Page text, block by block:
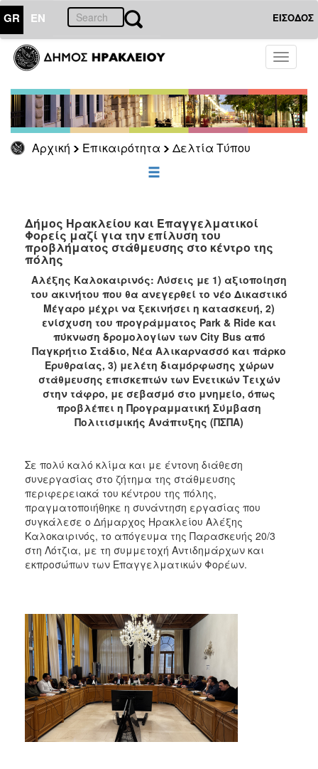
GR EN ΕΙΣΟΔΟΣ
Toggle
Αρχική Επικαιρότητα Δελτία Τύπου
ΕΠΙΚΑΙΡΟΤΗΤΑ
Τύπου
Αρχείο
ΕΠΙΣΚΕΠΤΗΣ
ΗΡΑΚΛΕΙΟ
Δήμος Ηρακλείου και Επαγγελματικοί
Φορείς μαζί για την επίλυση του
προβλήματος στάθμευσης στο κέντρο της
πόλης
Αλέξης Καλοκαιρινός: Λύσεις με 1) αξιοποίηση
του ακινήτου που θα ανεγερθεί το νέο Δικαστικό
Μέγαρο μέχρι να ξεκινήσει η κατασκευή, 2)
ενίσχυση του προγράμματος Park & Ride και
πύκνωση δρομολογίων των City Bus από
Παγκρήτιο Στάδιο, Νέα Αλικαρνασσό και πάρκο
Ερυθραίας, 3) μελέτη διαμόρφωσης χώρων
στάθμευσης επισκεπτών των Ενετικών Τειχών
στην τάφρο, με σεβασμό στο μνημείο, όπως
προβλέπει η Προγραμματική Σύμβαση
Πολιτισμικής Ανάπτυξης (ΠΣΠΑ)
Σε πολύ καλό κλίμα και με έντονη διάθεση
συνεργασίας στο ζήτημα της στάθμευσης
περιφερειακά του κέντρου της πόλης,
πραγματοποιήθηκε η συνάντηση εργασίας που
συγκάλεσε ο Δήμαρχος Ηρακλείου Αλέξης
Καλοκαιρινός, το απόγευμα της Παρασκευής 20/3
στη Λότζια, με τη συμμετοχή Αντιδημάρχων και
εκπροσώπων των Επαγγελματικών Φορέων.